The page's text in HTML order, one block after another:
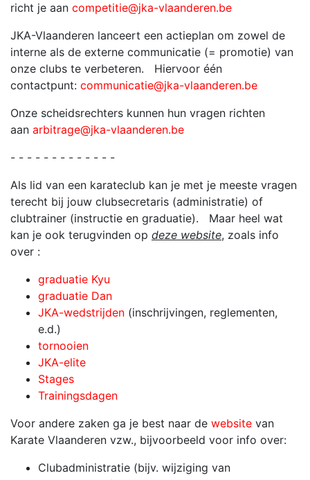
richt je aan competitie@jka-vlaanderen.be
JKA-Vlaanderen lanceert een actieplan om zowel de
interne als de externe communicatie (= promotie) van
onze clubs te verbeteren. Hiervoor één
contactpunt: communicatie@jka-vlaanderen.be
Onze scheidsrechters kunnen hun vragen richten
aan arbitrage@jka-vlaanderen.be
- - - - - - - - - - - - -
Als lid van een karateclub kan je met je meeste vragen
terecht bij jouw clubsecretaris (administratie) of
clubtrainer (instructie en graduatie). Maar heel wat
kan je ook terugvinden op deze website, zoals info
over :
graduatie Kyu
graduatie Dan
JKA-wedstrijden (inschrijvingen, reglementen,
e.d.)
tornooien
JKA-elite
Stages
Trainingsdagen
Voor andere zaken ga je best naar de website van
Karate Vlaanderen vzw., bijvoorbeeld voor info over:
Clubadministratie (bijv. wijziging van